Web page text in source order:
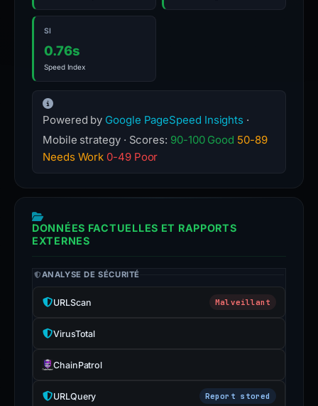
SI
0.76s
Speed Index
Powered by Google PageSpeed Insights ·
Mobile strategy · Scores: 90-100 Good 50-89
Needs Work 0-49 Poor
DONNÉES FACTUELLES ET RAPPORTS
EXTERNES
ANALYSE DE SÉCURITÉ
URLScan Malveillant
VirusTotal
ChainPatrol
URLQuery Report stored